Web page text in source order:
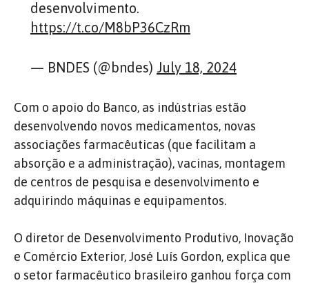
desenvolvimento.
https://t.co/M8bP36CzRm
— BNDES (@bndes) July 18, 2024
Com o apoio do Banco, as indústrias estão
desenvolvendo novos medicamentos, novas
associações farmacêuticas (que facilitam a
absorção e a administração), vacinas, montagem
de centros de pesquisa e desenvolvimento e
adquirindo máquinas e equipamentos.
O diretor de Desenvolvimento Produtivo, Inovação
e Comércio Exterior, José Luís Gordon, explica que
o setor farmacêutico brasileiro ganhou força com